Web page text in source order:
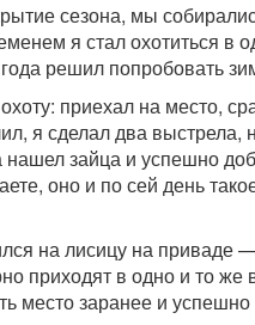
сезона, мы
я стал охотиться в
решил попробовать
приехал на место,
я сделал два
нашел зайца и успешно
оно и по сей день
на лисицу на приваде
приходят в одно и то
место заранее и